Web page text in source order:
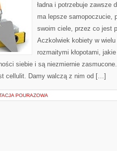
ładna i potrzebuje zawsze
ma lepsze samopoczucie,
swoim ciele, przez co jest
Aczkolwiek kobiety w
rozmaitymi kłopotami,
siebie i są niezmiernie
cellulit. Damy walczą z nim od […]
POURAZOWA